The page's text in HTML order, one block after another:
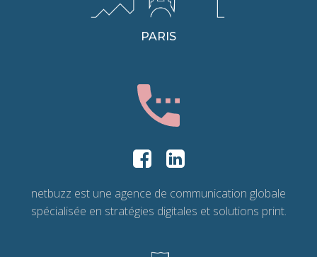
PARIS
netbuzz est une agence de communication globale
spécialisée en stratégies digitales et solutions print.